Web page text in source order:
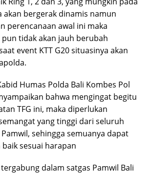
akan bergerak dinamis namun
perencanaan awal ini maka
pun tidak akan jauh berubah
event KTT G20 situasinya akan
Humas Polda Bali Kombes Pol
bahwa mengingat begitu
TFG ini, maka diperlukan
yang tinggi dari seluruh
sehingga semuanya dapat
sesuai harapan
dalam satgas Pamwil Bali